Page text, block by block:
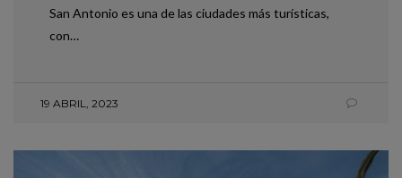
San Antonio es una de las ciudades más turísticas,
con…
19 ABRIL, 2023